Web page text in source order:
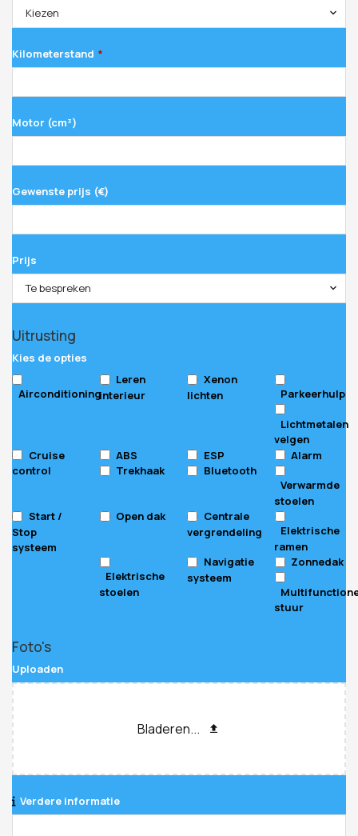
Kiezen
Kilometerstand *
Motor (cm³)
Gewenste prijs (€)
Prijs
Te bespreken
Uitrusting
Kies de opties
Airconditioning
Leren
interieur
Xenon
lichten
Parkeerhulp
Lichtmetalen
velgen
Cruise
control
ABS ESP
Alarm
Trekhaak
Bluetooth
Verwarmde
stoelen
Start /
Stop
systeem
Open dak
Centrale
vergrendeling
Elektrische
ramen
Elektrische
stoelen
Navigatie
systeem
Zonnedak
stuur
Business
Email *
Foto's
Uploaden
Bladeren...
Verdere informatie